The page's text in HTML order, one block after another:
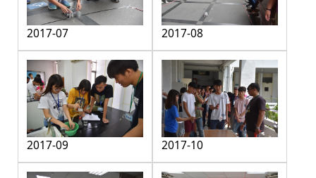
2017-07 2017-08
2017-09 2017-10